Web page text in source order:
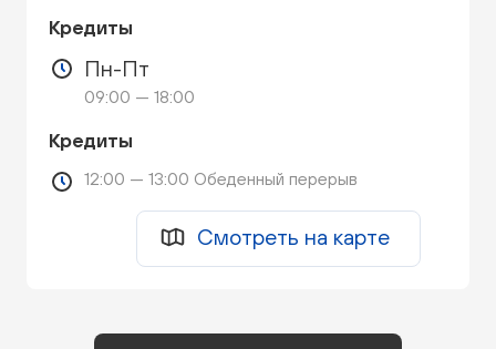
Кредиты
Пн-Пт
09:00 — 18:00
Кредиты
12:00 — 13:00 Обеденный перерыв
Смотреть на карте